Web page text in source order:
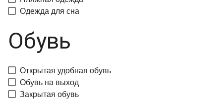
Одежда для сна
Обувь
Открытая удобная обувь
Обувь на выход
Закрытая обувь